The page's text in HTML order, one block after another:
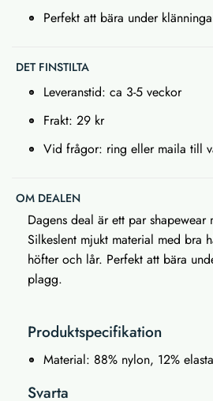
Perfekt att bära under
DET FINSTILTA
Leveranstid: ca 3-5 veckor
Frakt: 29 kr
Vid frågor: ring eller maila till
OM DEALEN
Dagens deal är ett par shapewear
Silkeslent mjukt material med bra
höfter och lår. Perfekt att bära
plagg.
Produktspecifikation
Material: 88% nylon, 12%
Svarta